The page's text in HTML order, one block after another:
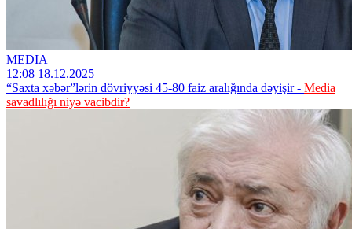
MEDIA
12:08 18.12.2025
“Saxta xəbər”lərin dövriyyəsi 45-80 faiz aralığında dəyişir - Media
savadlılığı niyə vacibdir?